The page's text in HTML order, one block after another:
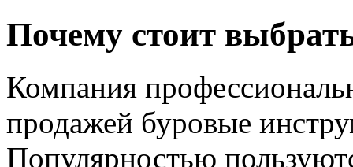
Почему стоит
Компания
продажей буровые
Популярностью